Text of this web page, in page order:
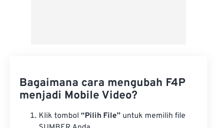
Bagaimana cara mengubah F4P
menjadi Mobile Video?
Klik tombol “Pilih File” untuk memilih file